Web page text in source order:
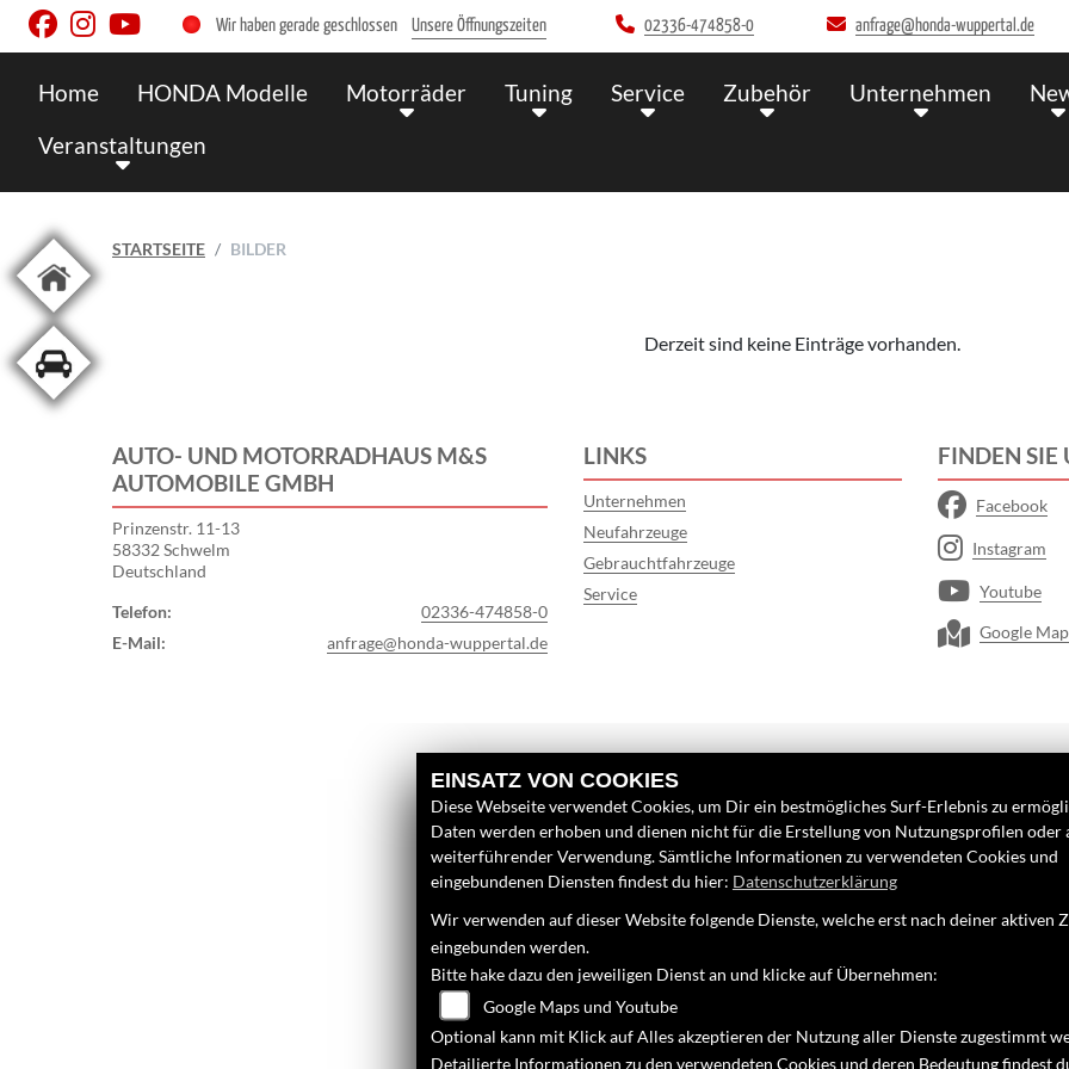
Wir haben gerade geschlossen Unsere Öffnungszeiten 02336-474858-0 anfrage@honda-wuppertal.de
Home HONDA Modelle Motorräder Tuning Service Zubehör Unternehmen
Veranstaltungen
STARTSEITE BILDER
Derzeit sind keine Einträge vorhanden.
AUTO- UND MOTORRADHAUS M&S
AUTOMOBILE GMBH
Prinzenstr. 11-13
58332 Schwelm
Deutschland
Telefon:
02336-474858-0
E-Mail:
anfrage@honda-wuppertal.de
LINKS
Unternehmen
Neufahrzeuge
Gebrauchtfahrzeuge
Service
FINDEN SIE
Facebook
Instagram
Youtube
Google
EINSATZ VON COOKIES
Diese Webseite verwendet Cookies, um Dir ein bestmögliches Surf-Erlebnis zu
Daten werden erhoben und dienen nicht für die Erstellung von Nutzungsprofilen oder
weiterführender Verwendung. Sämtliche Informationen zu verwendeten Cookies und
eingebundenen Diensten findest du hier: Datenschutzerklärung
Wir verwenden auf dieser Website folgende Dienste, welche erst nach deiner aktiven
eingebunden werden.
Bitte hake dazu den jeweiligen Dienst an und klicke auf Übernehmen:
Google Maps und Youtube
Optional kann mit Klick auf Alles akzeptieren der Nutzung aller Dienste zugestimmt
Detailierte Informationen zu den verwendeten Cookies und deren Bedeutung findest